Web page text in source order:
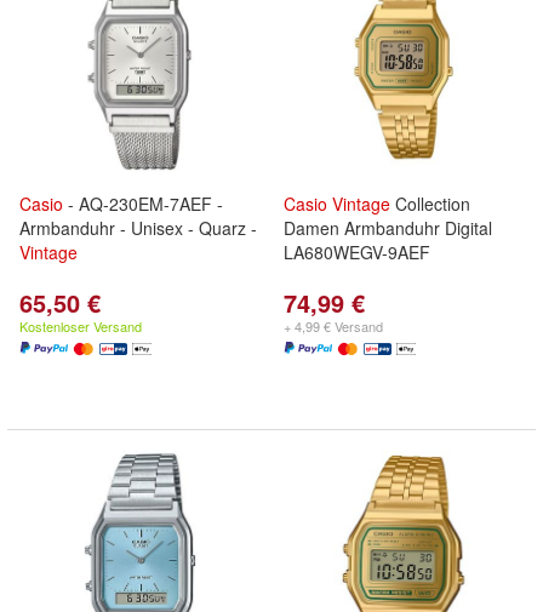
Casio - AQ-230EM-7AEF -
Armbanduhr - Unisex - Quarz -
Vintage
65,50 €
Kostenloser Versand
Casio Vintage Collection
Damen Armbanduhr Digital
LA680WEGV-9AEF
74,99 €
+ 4,99 € Versand